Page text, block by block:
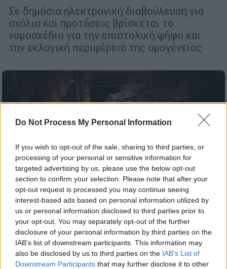
Do Not Process My Personal Information
If you wish to opt-out of the sale, sharing to third parties, or
processing of your personal or sensitive information for
targeted advertising by us, please use the below opt-out
section to confirm your selection. Please note that after your
opt-out request is processed you may continue seeing
interest-based ads based on personal information utilized by
us or personal information disclosed to third parties prior to
your opt-out. You may separately opt-out of the further
disclosure of your personal information by third parties on the
IAB’s list of downstream participants. This information may
also be disclosed by us to third parties on the IAB’s List of
Downstream Participants that may further disclose it to other
Σε δημόσια ηλεκτρονική διαβούλευση για
σχόλια και προτάσεις βρίσκεται το
νομοσχέδιο για την επιστολική ψήφο και
την εκλογική περιφέρεια της ομογένειας
Πολιτική|27.01.2026 06:36
Το σχέδιο της κυβέρνησης για την ψήφο
των αποδήμων- Πόσες ψήφοι